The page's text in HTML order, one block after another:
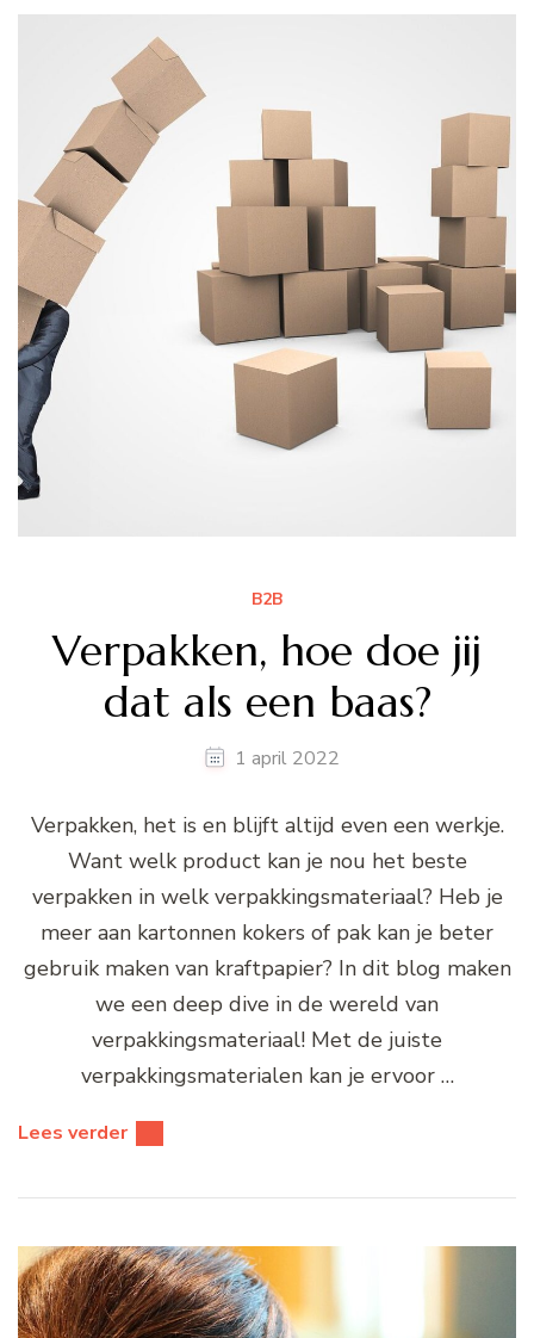
B2B
Verpakken, hoe doe jij
dat als een baas?
1 april 2022
Verpakken, het is en blijft altijd even een werkje.
Want welk product kan je nou het beste
verpakken in welk verpakkingsmateriaal? Heb je
meer aan kartonnen kokers of pak kan je beter
gebruik maken van kraftpapier? In dit blog maken
we een deep dive in de wereld van
verpakkingsmateriaal! Met de juiste
verpakkingsmaterialen kan je ervoor …
Lees verder